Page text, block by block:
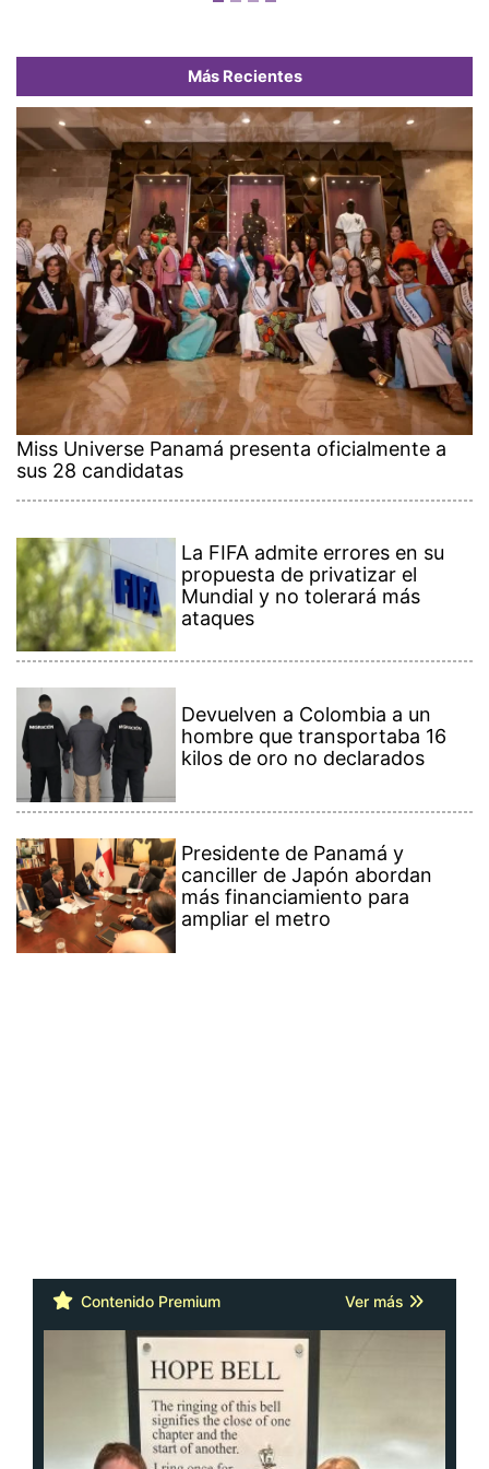
Más Recientes
Miss Universe Panamá presenta oficialmente a
sus 28 candidatas
La FIFA admite errores en su
propuesta de privatizar el
Mundial y no tolerará más
ataques
Devuelven a Colombia a un
hombre que transportaba 16
kilos de oro no declarados
Presidente de Panamá y
canciller de Japón abordan
más financiamiento para
ampliar el metro
Contenido Premium Ver más